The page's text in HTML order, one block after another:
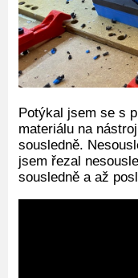
Potýkal jsem se s
materiálu na
sousledně.
jsem řezal
sousledně a až